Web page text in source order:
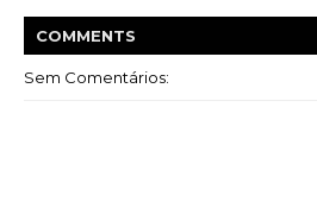
COMMENTS
Sem Comentários: